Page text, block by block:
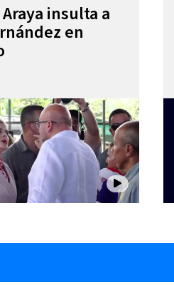
insulta a
en